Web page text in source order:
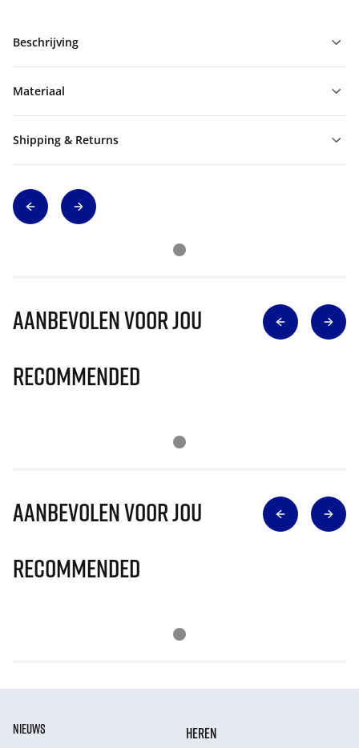
Beschrijving
Materiaal
Shipping & Returns
Aanbevolen voor jou
Recommended
Aanbevolen voor jou
Recommended
NIEUWS
HEREN